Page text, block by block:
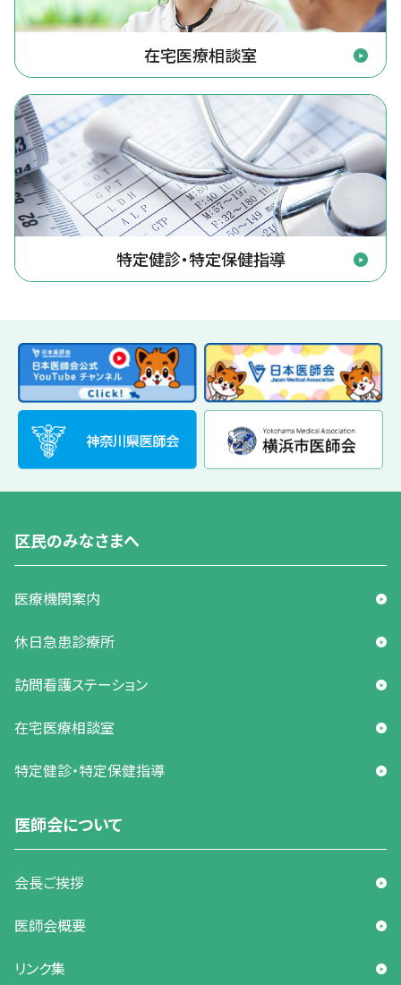
在宅医療相談室
特定健診・特定保健指導
区民のみなさまへ
医療機関案内
休日急患診療所
訪問看護ステーション
在宅医療相談室
特定健診・特定保健指導
医師会について
会長ご挨拶
医師会概要
リンク集